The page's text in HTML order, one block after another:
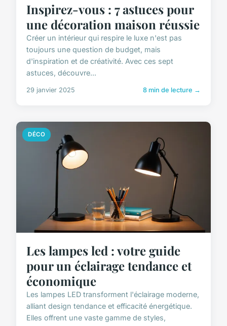
Inspirez-vous : 7 astuces pour
une décoration maison réussie
Créer un intérieur qui respire le luxe n'est pas
toujours une question de budget, mais
d'inspiration et de créativité. Avec ces sept
astuces, découvre...
29 janvier 2025 8 min de lecture →
DÉCO
Les lampes led : votre guide
pour un éclairage tendance et
économique
Les lampes LED transforment l'éclairage moderne,
alliant design tendance et efficacité énergétique.
Elles offrent une vaste gamme de styles,